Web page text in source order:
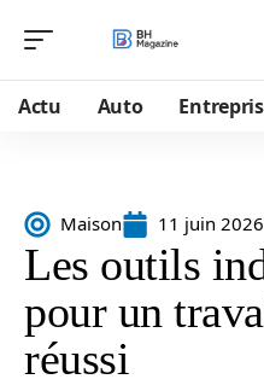
Actu Auto
Maison 11 juin 2026
Les outils
pour un
réussi